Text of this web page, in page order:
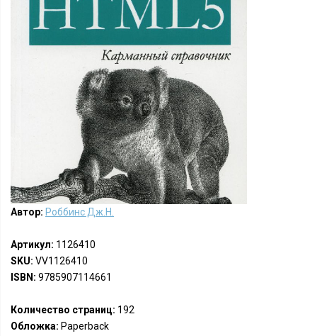
Автор: Роббинс Дж.Н.
Артикул: 1126410
SKU: VV1126410
ISBN: 9785907114661
Количество страниц: 192
Обложка: Paperback